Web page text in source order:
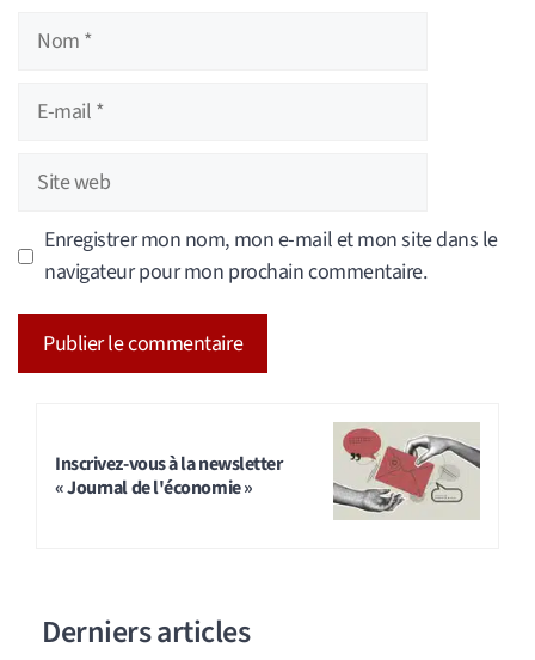
Nom
Site
Enregistrer mon nom, mon e-mail et mon site dans le
navigateur pour mon prochain commentaire.
Inscrivez-vous à la newsletter
« Journal de l'économie »
Derniers articles